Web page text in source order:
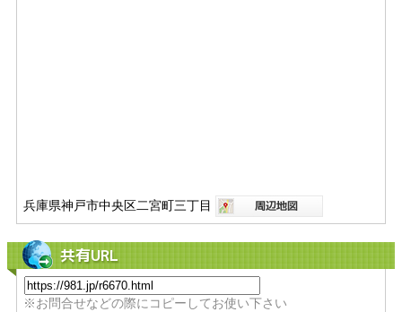
兵庫県神戸市中央区二宮町三丁目
共有URL
※お問合せなどの際にコピーしてお使い下さい